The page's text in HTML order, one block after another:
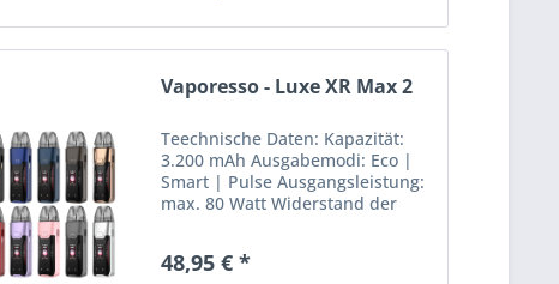
Vaporesso - Luxe XR Max 2
Teechnische Daten: Kapazität:
3.200 mAh Ausgabemodi: Eco |
Smart | Pulse Ausgangsleistung:
max. 80 Watt Widerstand der
Display RGB-LED AXON Chipsatz
48,95 € *